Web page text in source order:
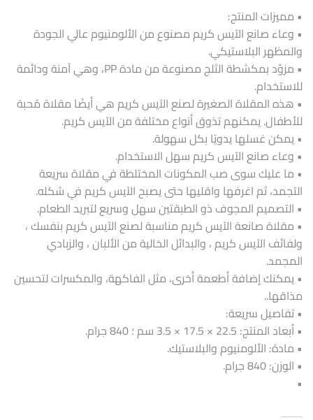
• مميزات المنتج:
• وعاء صانع الآيس كريم مصنوع من الألومنيوم عالي الجودة
والمظهر البلاستيكي.
• مزوّد بمكشطة الثلج مصنوعة من مادة PP، وهي آمنة ودائمة
للاستخدام.
• هذه المقلاة الصغيرة لصنع الآيس كريم هي أيضًا مقلاة مُحبة
للأطفال. يمكنهم تذوق أنواع مختلفة من الآيس كريم.
• يمكن غسلها يدويًا بكل سهولة.
• وعاء صانع الآيس كريم سهل الاستخدام.
• ما عليك سوى صب المكونات المختلطة في مقلاة سريعة
التجمد، ثم اغرفها واقليها حتى يصبح الآيس كريم في شكله.
• التصميم المجوف ذو الطبقتين سهل وسريع لتبريد الطعام.
• مقلاة صانعة الآيس كريم مناسبة لصنع الآيس كريم بنفسك ،
ولفائف الآيس كريم ، والبدائل الخالية من الألبان ، والزبادي
المجمد.
• يمكنك إضافة أطعمة أخرى، مثل الفاكهة، والمكسرات لتحسين
مذاقها..
• تفاصيل سريعة:
• أبعاد المنتج: 22.5 × 17.5 × 3.5 سم ؛ 840 جرام.
• مادة: الألومنيوم والبلاستيك.
• الوزن: 840 جرام.
•